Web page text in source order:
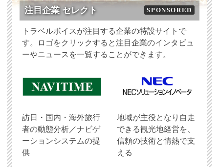
注目企業 セレクト SPONSORED
トラベルボイスが注目する企業の特設サイトで
す。ロゴをクリックすると注目企業のインタビュ
ーやニュースを一覧することができます。
訪日・国内・海外旅行
者の動態分析／ナビゲ
ーションシステムの提
供
地域が主役となり自走
できる観光地経営を、
信頼の技術と情熱で支
える